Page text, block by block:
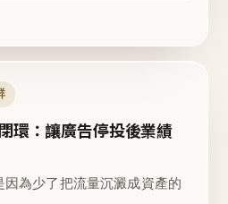
環：讓廣告停投後業績
因為少了把流量沉澱成資產的